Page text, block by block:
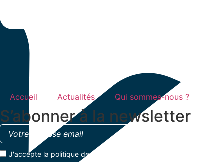
Accueil Actualités Qui sommes-nous ?
S’abonner à la newsletter
J'accepte la politique de confidentialité